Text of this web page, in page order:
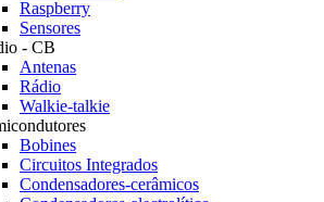
Raspberry
Sensores
- CB
Antenas
Rádio
Walkie-talkie
Bobines
Circuitos Integrados
Condensadores-cerâmicos